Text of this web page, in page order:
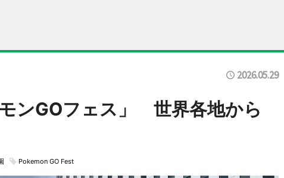
2026.05.29
ンGOフェス」 世界各地から
Pokemon GO Fest